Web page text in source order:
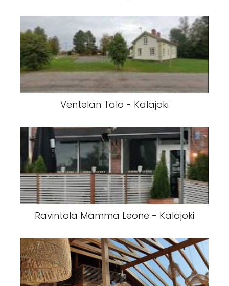
Ventelän Talo - Kalajoki
Ravintola Mamma Leone - Kalajoki